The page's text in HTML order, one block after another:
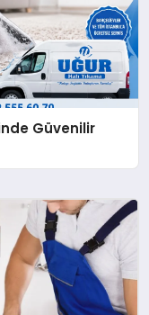
Güvenilir